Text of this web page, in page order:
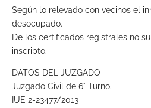
Según lo relevado con vecinos el
desocupado.
De los certificados registrales no
inscripto.
DATOS DEL JUZGADO
Juzgado Civil de 6° Turno.
IUE 2-23477/2013